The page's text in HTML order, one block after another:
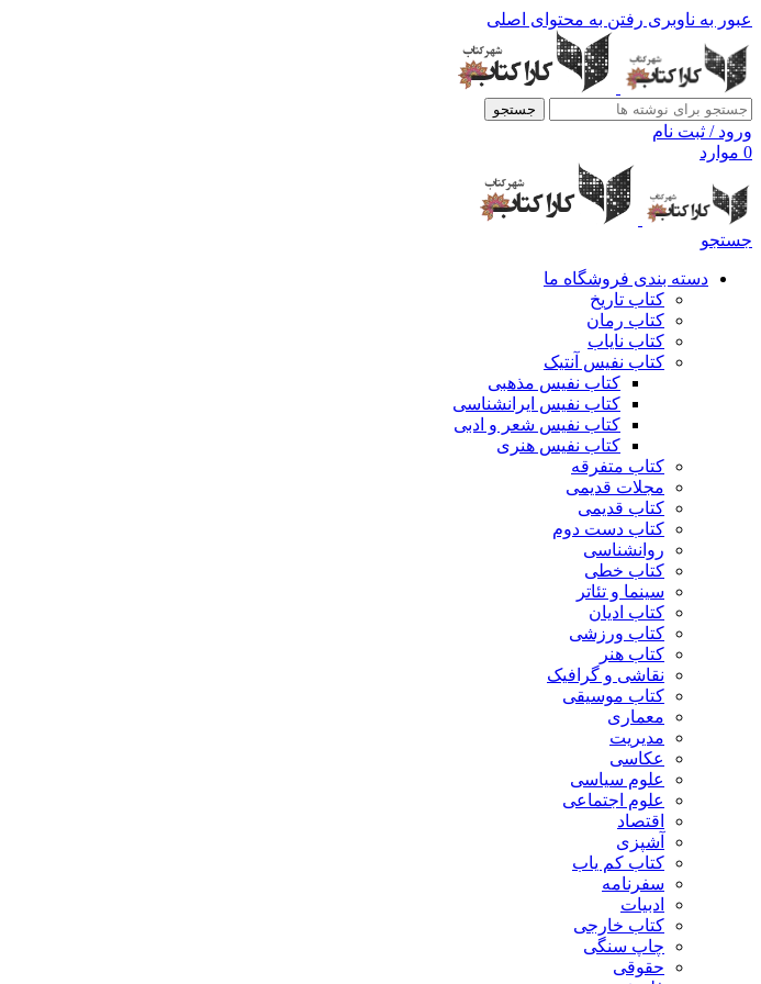
عبور به ناوبری رفتن به محتوای اصلی
جستجو
ورود / ثبت نام
0 موارد
جستجو
دسته بندی فروشگاه ما
کتاب تاریخ
کتاب رمان
کتاب نایاب
کتاب نفیس آنتیک
کتاب نفیس مذهبی
کتاب نفیس ایرانشناسی
کتاب نفیس شعر و ادبی
کتاب نفیس هنری
کتاب متفرقه
مجلات قدیمی
کتاب قدیمی
کتاب دست دوم
روانشناسی
کتاب خطی
سینما و تئاتر
کتاب ادیان
کتاب ورزشی
کتاب هنر
نقاشی و گرافیک
کتاب موسیقی
معماری
مدیریت
عکاسی
علوم سیاسی
علوم اجتماعی
اقتصاد
آشپزی
کتاب کم یاب
سفرنامه
ادبیات
کتاب خارجی
چاپ سنگی
حقوقی